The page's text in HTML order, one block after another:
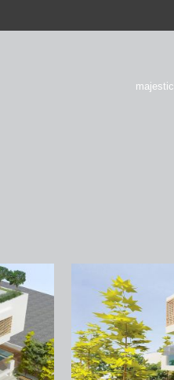
majestic